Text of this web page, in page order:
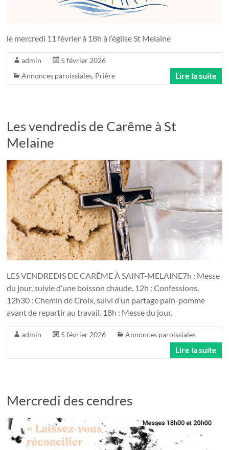
le mercredi 11 février à 18h à l’église St Melaine
admin
5 février 2026
Annonces paroissiales, Prière Lire la suite
Les vendredis de Carême à St
Melaine
LES VENDREDIS DE CARÊME À SAINT-MELAINE7h : Messe
du jour, suivie d’une boisson chaude. 12h : Confessions.
12h30 : Chemin de Croix, suivi d’un partage pain-pomme
avant de repartir au travail. 18h : Messe du jour.
admin 5 février 2026 Annonces paroissiales
Lire la suite
Mercredi des cendres